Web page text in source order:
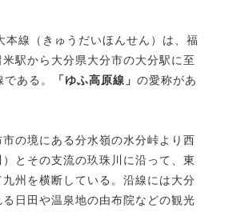
線（きゅうだいほんせん）は、福
駅から大分県大分市の大分駅に至
ある。
「ゆふ高原線」 の愛称があ
の境にある分水嶺の水分峠より西
とその支流の玖珠川に沿って、東
州を横断している。沿線には大分
日田や温泉地の由布院などの観光